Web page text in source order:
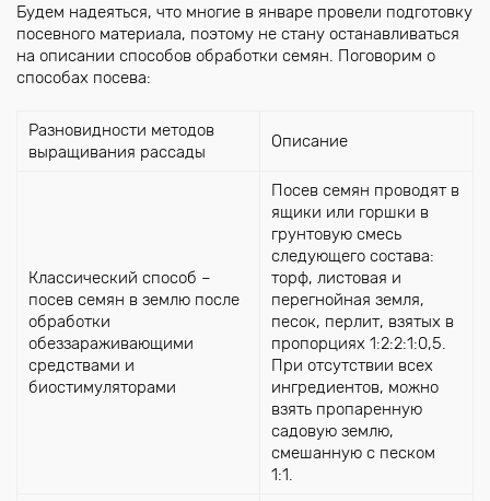
Будем надеяться, что многие в январе провели подготовку
посевного материала, поэтому не стану останавливаться
на описании способов обработки семян. Поговорим о
способах посева:
Разновидности методов
выращивания рассады
Описание
Классический способ –
посев семян в землю после
обработки
обеззараживающими
средствами и
биостимуляторами
Посев семян проводят в
ящики или горшки в
грунтовую смесь
следующего состава:
торф, листовая и
перегнойная земля,
песок, перлит, взятых в
пропорциях 1:2:2:1:0,5.
При отсутствии всех
ингредиентов, можно
взять пропаренную
садовую землю,
смешанную с песком
1:1.